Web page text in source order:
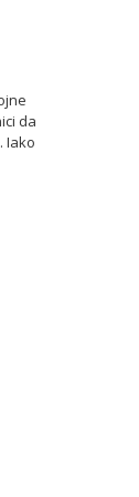
da
Iako